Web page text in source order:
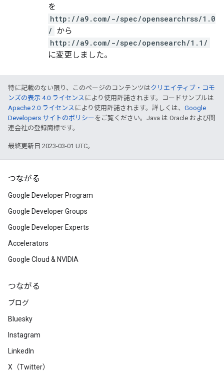
を
http://a9.com/-/spec/opensearchrss/1.0
/ から
http://a9.com/-/spec/opensearch/1.1/
に変更しました。
特に記載のない限り、このページのコンテンツはクリエイティブ・コモ
ンズの表示 4.0 ライセンス により使用許諾されます。コードサンプルは
Apache 2.0 ライセンス により使用許諾されます。詳しくは、 Google
Developers サイトのポリシー をご覧ください。Java は Oracle および関
連会社の登録商標です。
最終更新日 2023-03-01 UTC。
つながる
Google Developer Program
Google Developer Groups
Google Developer Experts
Accelerators
Google Cloud & NVIDIA
つながる
ブログ
Bluesky
Instagram
LinkedIn
X（Twitter）